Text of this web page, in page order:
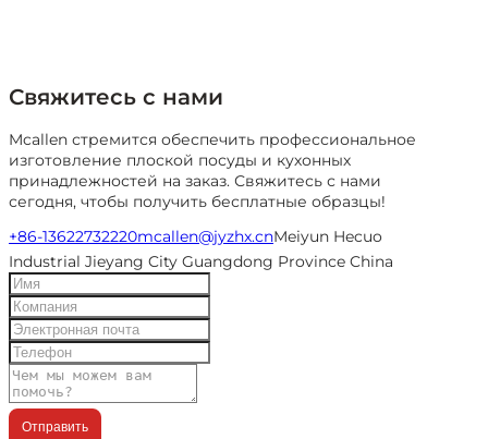
Свяжитесь с нами
Mcallen стремится обеспечить профессиональное
изготовление плоской посуды и кухонных
принадлежностей на заказ. Свяжитесь с нами
сегодня, чтобы получить бесплатные образцы!
+86-13622732220mcallen@jyzhx.cnMeiyun Hecuo
Industrial Jieyang City Guangdong Province China
Отправить